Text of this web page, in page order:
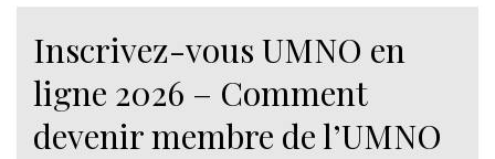
Inscrivez-vous UMNO en
ligne 2026 – Comment
devenir membre de l’UMNO